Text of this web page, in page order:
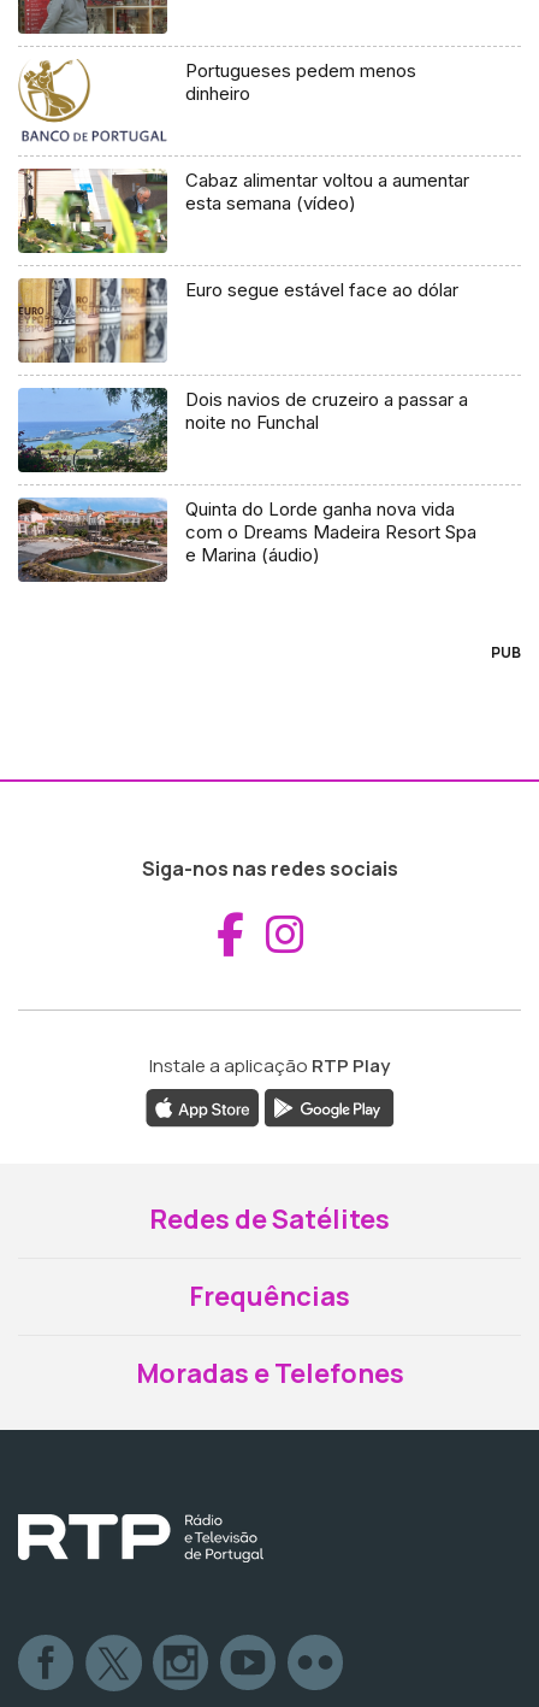
Portugueses pedem menos
dinheiro
Cabaz alimentar voltou a aumentar
esta semana (vídeo)
Euro segue estável face ao dólar
Dois navios de cruzeiro a passar a
noite no Funchal
Quinta do Lorde ganha nova vida
com o Dreams Madeira Resort Spa
e Marina (áudio)
PUB
Siga-nos nas redes sociais
Aceder ao
Instale a aplicação RTP Play
Redes de Satélites
Frequências
Moradas e Telefones